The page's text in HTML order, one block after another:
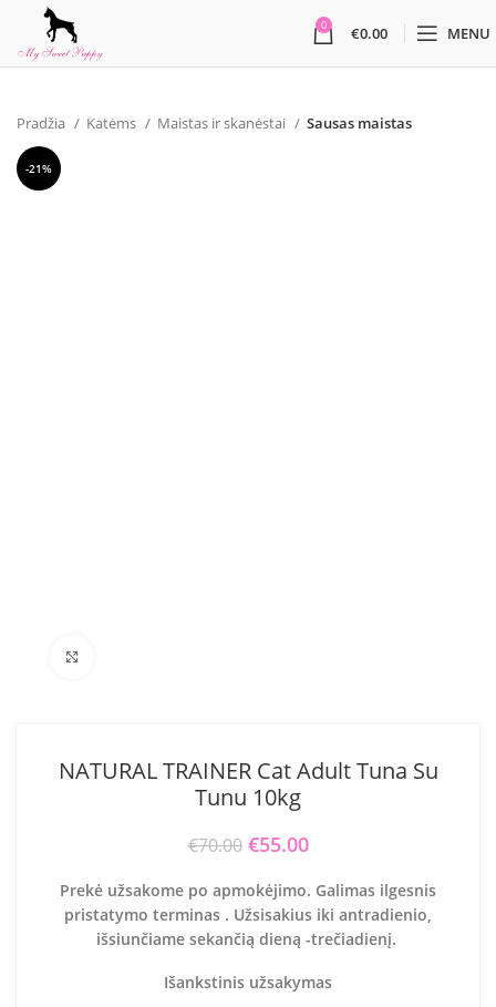
0 €0.00 MENU
Pradžia Katėms Maistas ir skanėstai Sausas maistas
-21%
NATURAL TRAINER Cat Adult Tuna Su
Tunu 10kg
€70.00 Original price was: €70.00.
€55.00
Prekė užsakome po apmokėjimo. Galimas ilgesnis
pristatymo terminas . Užsisakius iki antradienio,
išsiunčiame sekančią dieną -trečiadienį.
Išankstinis užsakymas